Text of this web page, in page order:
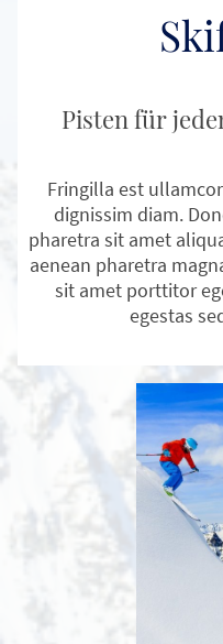
Pisten für
Fringilla est
dignissim diam.
pharetra sit amet
aenean pharetra
sit amet porttitor
egestas